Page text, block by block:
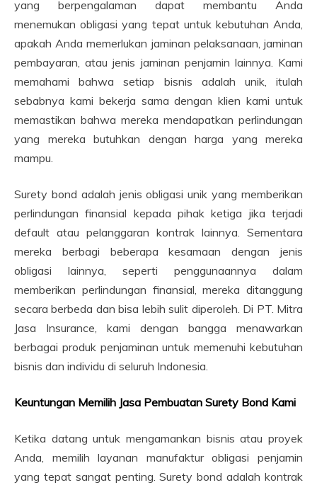
yang berpengalaman dapat membantu Anda
menemukan obligasi yang tepat untuk kebutuhan Anda,
apakah Anda memerlukan jaminan pelaksanaan, jaminan
pembayaran, atau jenis jaminan penjamin lainnya. Kami
memahami bahwa setiap bisnis adalah unik, itulah
sebabnya kami bekerja sama dengan klien kami untuk
memastikan bahwa mereka mendapatkan perlindungan
yang mereka butuhkan dengan harga yang mereka
mampu.
Surety bond adalah jenis obligasi unik yang memberikan
perlindungan finansial kepada pihak ketiga jika terjadi
default atau pelanggaran kontrak lainnya. Sementara
mereka berbagi beberapa kesamaan dengan jenis
obligasi lainnya, seperti penggunaannya dalam
memberikan perlindungan finansial, mereka ditanggung
secara berbeda dan bisa lebih sulit diperoleh. Di PT. Mitra
Jasa Insurance, kami dengan bangga menawarkan
berbagai produk penjaminan untuk memenuhi kebutuhan
bisnis dan individu di seluruh Indonesia.
Keuntungan Memilih Jasa Pembuatan Surety Bond Kami
Ketika datang untuk mengamankan bisnis atau proyek
Anda, memilih layanan manufaktur obligasi penjamin
yang tepat sangat penting. Surety bond adalah kontrak